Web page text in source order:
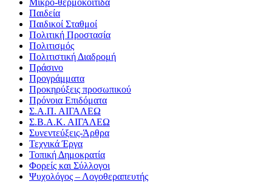
Παιδεία
Παιδικοί Σταθμοί
Πολιτική Προστασία
Πολιτισμός
Πολιτιστική Διαδρομή
Πράσινο
Προγράμματα
Προκηρύξεις προσωπικού
Πρόνοια Επιδόματα
Σ.Α.Π. ΑΙΓΑΛΕΩ
Σ.Β.Α.Κ. ΑΙΓΑΛΕΩ
Συνεντεύξεις-Άρθρα
Τεχνικά Έργα
Τοπική Δημοκρατία
Φορείς και Σύλλογοι
Ψυχολόγος – Λογοθεραπευτής